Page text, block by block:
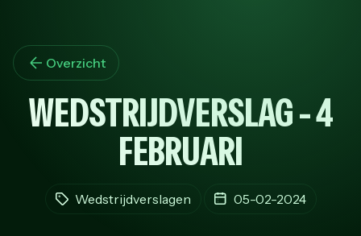
Overzicht
WEDSTRIJDVERSLAG - 4
FEBRUARI
Wedstrijdverslagen 05-02-2024